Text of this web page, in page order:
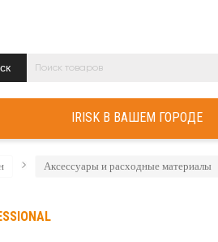
IRISK В ВАШЕМ ГОРОДЕ
Аксессуары и расходные материалы